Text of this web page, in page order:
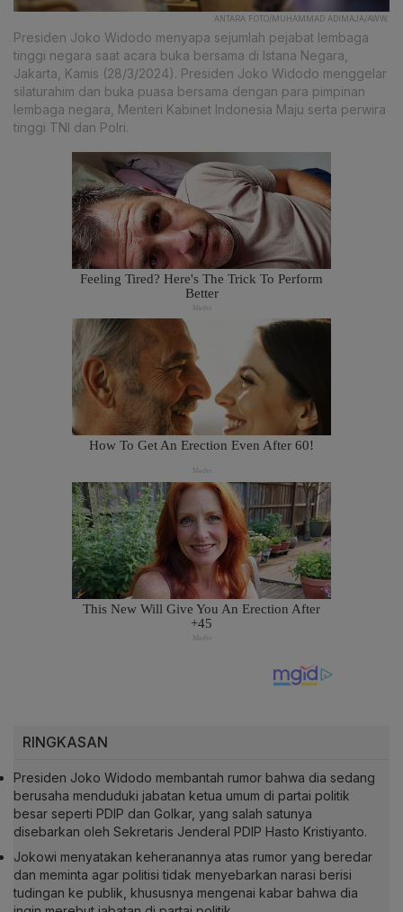
ANTARA FOTO/MUHAMMAD ADIMAJA/AWW.
Presiden Joko Widodo menyapa sejumlah pejabat lembaga
tinggi negara saat acara buka bersama di Istana Negara,
Jakarta, Kamis (28/3/2024). Presiden Joko Widodo menggelar
silaturahim dan buka puasa bersama dengan para pimpinan
lembaga negara, Menteri Kabinet Indonesia Maju serta perwira
tinggi TNI dan Polri.
RINGKASAN
Presiden Joko Widodo membantah rumor bahwa dia sedang
berusaha menduduki jabatan ketua umum di partai politik
besar seperti PDIP dan Golkar, yang salah satunya
disebarkan oleh Sekretaris Jenderal PDIP Hasto Kristiyanto.
Jokowi menyatakan keheranannya atas rumor yang beredar
dan meminta agar politisi tidak menyebarkan narasi berisi
tudingan ke publik, khususnya mengenai kabar bahwa dia